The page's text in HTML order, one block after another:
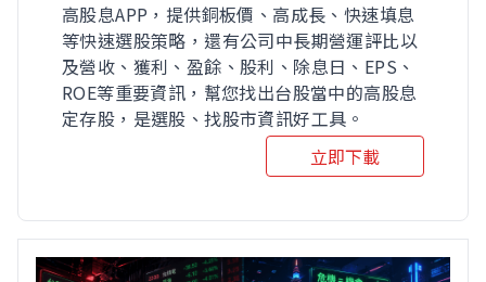
高股息APP，提供銅板價、高成長、快速填息
等快速選股策略，還有公司中長期營運評比以
及營收、獲利、盈餘、股利、除息日、EPS、
ROE等重要資訊，幫您找出台股當中的高股息
定存股，是選股、找股市資訊好工具。
立即下載